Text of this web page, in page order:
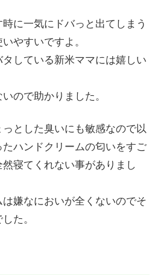
に一気にドバっと出てしまう
やすいですよ。
している新米ママには嬉しい
ので助かりました。
とした臭いにも敏感なので以
ハンドクリームの匂いをすご
寝てくれない事がありまし
嫌なにおいが全くないのでそ
た。